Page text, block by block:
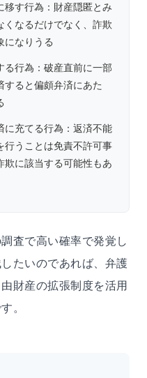
移す行為：財産隠匿とみ
くなるだけでなく、詐欺
になりうる
る行為：破産直前に一部
すると偏頗弁済にあた
に充てる行為：返済不能
行うことは免責不許可事
欺に該当する可能性もあ
査で高い確率で発覚し
たいのであれば、弁護
財産の拡張制度を活用
。